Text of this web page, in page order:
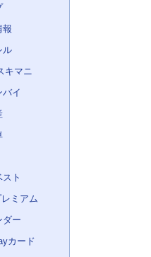
報
ル
キマニ
バイ
ト
ミアム
ダー
カード